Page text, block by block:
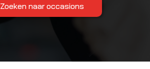
Zoeken naar occasions